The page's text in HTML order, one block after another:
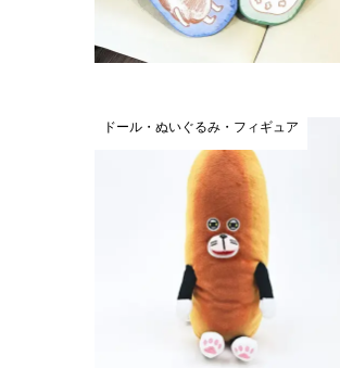
ドール・ぬいぐるみ・フィギュア